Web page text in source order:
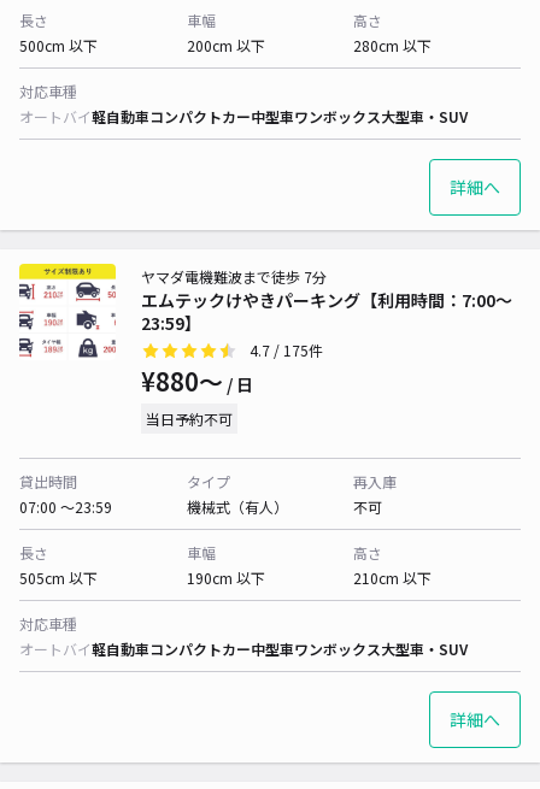
長さ
500cm 以下
車幅
200cm 以下
高さ
280cm 以下
対応車種
オートバイ軽自動車コンパクトカー中型車ワンボックス大型車・SUV
詳細へ
エムテックけやきパーキング【利用時間：7:00〜
23:59】
ヤマダ電機難波まで徒歩 7分
4.7 / 175件
¥880〜 / 日
当日予約不可
貸出時間
07:00 〜23:59
タイプ
機械式（有人）
再入庫
不可
長さ
505cm 以下
車幅
190cm 以下
高さ
210cm 以下
対応車種
オートバイ軽自動車コンパクトカー中型車ワンボックス大型車・SUV
詳細へ